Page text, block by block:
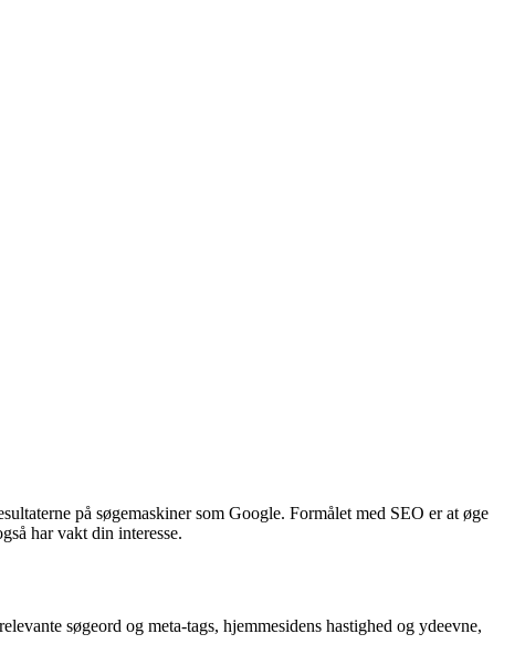
på søgemaskiner som Google. Formålet med SEO er at øge
har vakt din interesse.
søgeord og meta-tags, hjemmesidens hastighed og ydeevne,